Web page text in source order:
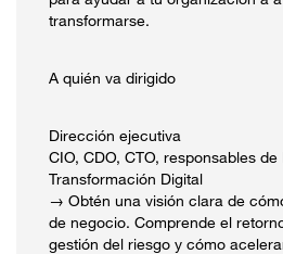
transformarse.
A quién va dirigido
Dirección ejecutiva
CIO, CDO, CTO, responsables
Transformación Digital
→ Obtén una visión clara de
de negocio. Comprende el
gestión del riesgo y cómo